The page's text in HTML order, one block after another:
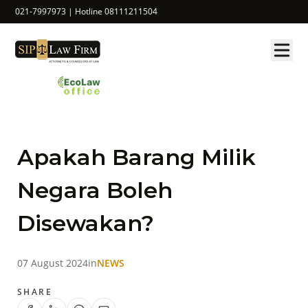
021-7997973 | Hotline 08111211504
Apakah Barang Milik
Negara Boleh
Disewakan?
07 August 2024inNEWS
SHARE